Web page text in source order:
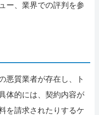
ー、業界での評判を参
悪質業者が存在し、ト
体的には、契約内容が
を請求されたりするケ